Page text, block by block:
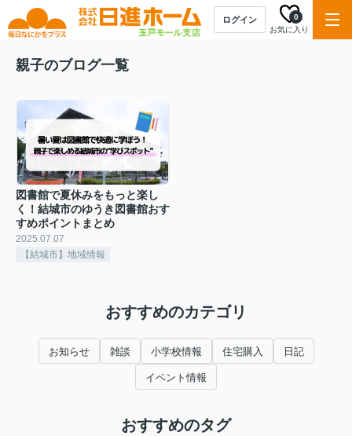
ログイン
お気に入り
0
親子のブログ一覧
図書館で夏休みをもっと楽し
く！結城市のゆうき図書館おす
すめポイントまとめ
2025.07.07
【結城市】地域情報
おすすめのカテゴリ
お知らせ 雑談 小学校情報 住宅購入 日記
イベント情報
おすすめのタグ